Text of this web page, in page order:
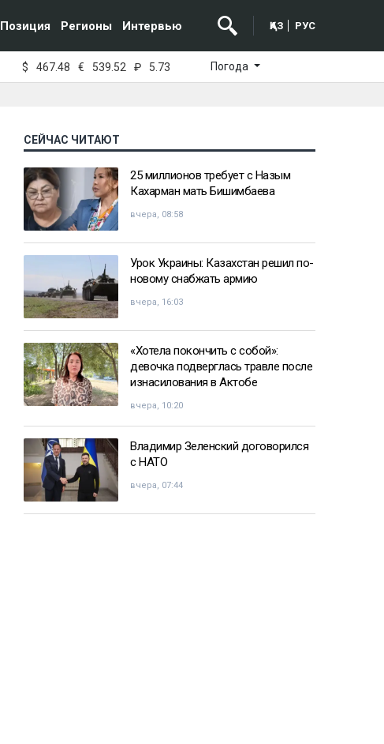
Позиция Регионы Интервью ҚАЗ РУС
$ 467.48 € 539.52 ₽ 5.73 Погода
СЕЙЧАС ЧИТАЮТ
25 миллионов требует с Назым
Кахарман мать Бишимбаева
вчера, 08:58
Урок Украины: Казахстан решил по-
новому снабжать армию
вчера, 16:03
«Хотела покончить с собой»:
девочка подверглась травле после
изнасилования в Актобе
вчера, 10:20
Владимир Зеленский договорился
с НАТО
вчера, 07:44